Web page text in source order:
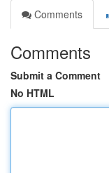
Comments
Comments
Submit a Comment
No HTML